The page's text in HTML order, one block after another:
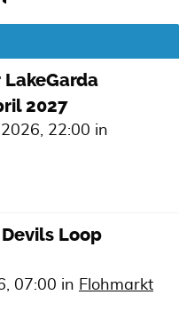
2027
22:00 in
Loop
07:00 in Flohmarkt